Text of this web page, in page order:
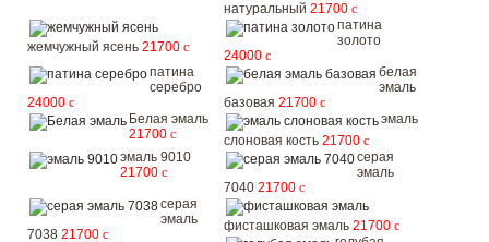
натуральный 21700 c
жемчужный ясень 21700 c
патина
золото
24000 c
патина
серебро
24000 c
белая
эмаль
базовая 21700 c
Белая эмаль
21700 c
эмаль
слоновая кость 21700 c
эмаль 9010
21700 c
серая
эмаль
7040 21700 c
серая
эмаль
7038 21700 c
фисташковая эмаль 21700 c